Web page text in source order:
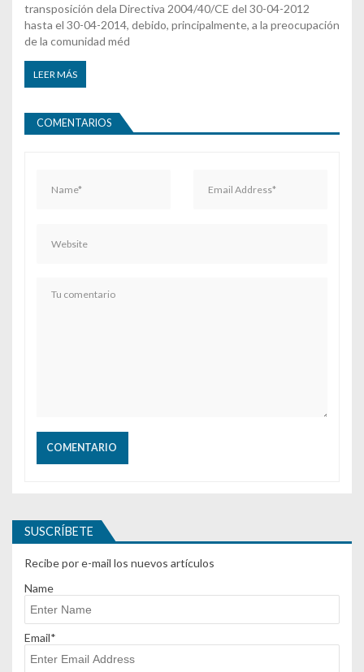
transposición dela Directiva 2004/40/CE del 30-04-2012
hasta el 30-04-2014, debido, principalmente, a la preocupación
de la comunidad méd
LEER MÁS
COMENTARIOS
SUSCRÍBETE
Recibe por e-mail los nuevos artículos
Name
Email*